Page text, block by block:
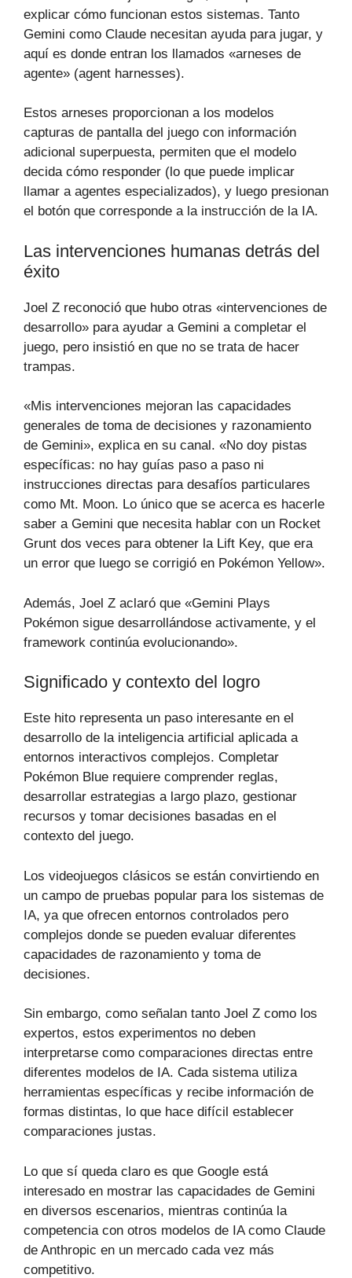
explicar cómo funcionan estos sistemas. Tanto
Gemini como Claude necesitan ayuda para jugar, y
aquí es donde entran los llamados «arneses de
agente» (agent harnesses).
Estos arneses proporcionan a los modelos
capturas de pantalla del juego con información
adicional superpuesta, permiten que el modelo
decida cómo responder (lo que puede implicar
llamar a agentes especializados), y luego presionan
el botón que corresponde a la instrucción de la IA.
Las intervenciones humanas detrás del
éxito
Joel Z reconoció que hubo otras «intervenciones de
desarrollo» para ayudar a Gemini a completar el
juego, pero insistió en que no se trata de hacer
trampas.
«Mis intervenciones mejoran las capacidades
generales de toma de decisiones y razonamiento
de Gemini», explica en su canal. «No doy pistas
específicas: no hay guías paso a paso ni
instrucciones directas para desafíos particulares
como Mt. Moon. Lo único que se acerca es hacerle
saber a Gemini que necesita hablar con un Rocket
Grunt dos veces para obtener la Lift Key, que era
un error que luego se corrigió en Pokémon Yellow».
Además, Joel Z aclaró que «Gemini Plays
Pokémon sigue desarrollándose activamente, y el
framework continúa evolucionando».
Significado y contexto del logro
Este hito representa un paso interesante en el
desarrollo de la inteligencia artificial aplicada a
entornos interactivos complejos. Completar
Pokémon Blue requiere comprender reglas,
desarrollar estrategias a largo plazo, gestionar
recursos y tomar decisiones basadas en el
contexto del juego.
Los videojuegos clásicos se están convirtiendo en
un campo de pruebas popular para los sistemas de
IA, ya que ofrecen entornos controlados pero
complejos donde se pueden evaluar diferentes
capacidades de razonamiento y toma de
decisiones.
Sin embargo, como señalan tanto Joel Z como los
expertos, estos experimentos no deben
interpretarse como comparaciones directas entre
diferentes modelos de IA. Cada sistema utiliza
herramientas específicas y recibe información de
formas distintas, lo que hace difícil establecer
comparaciones justas.
Lo que sí queda claro es que Google está
interesado en mostrar las capacidades de Gemini
en diversos escenarios, mientras continúa la
competencia con otros modelos de IA como Claude
de Anthropic en un mercado cada vez más
competitivo.